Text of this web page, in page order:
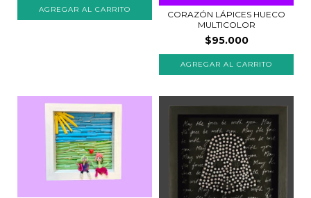
CORAZÓN LÁPICES HUECO
MULTICOLOR
$95.000